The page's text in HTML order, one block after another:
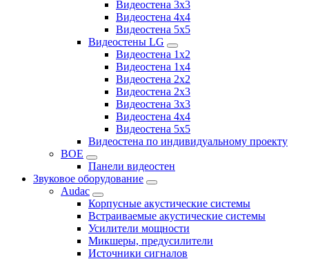
Видеостена 3x3
Видеостена 4x4
Видеостена 5x5
Видеостены LG
Видеостена 1x2
Видеостена 1x4
Видеостена 2x2
Видеостена 2x3
Видеостена 3x3
Видеостена 4x4
Видеостена 5x5
Видеостена по индивидуальному проекту
BOE
Панели видеостен
Звуковое оборудование
Audac
Корпусные акустические системы
Встраиваемые акустические системы
Усилители мощности
Микшеры, предусилители
Источники сигналов